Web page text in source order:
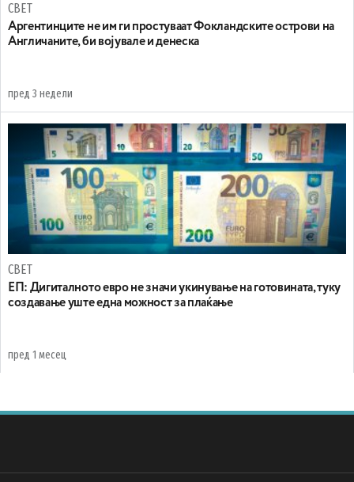
СВЕТ
Аргентинците не им ги простуваат Фокландските острови на
Англичаните, би војувале и денеска
пред 3 недели
СВЕТ
ЕП: Дигиталното евро не значи укинување на готовината, туку
создавање уште една можност за плаќање
пред 1 месец